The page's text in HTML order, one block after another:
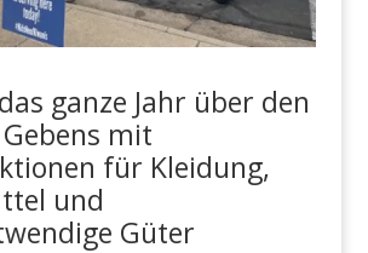
ganze Jahr über den
mit
für Kleidung,
und
Güter